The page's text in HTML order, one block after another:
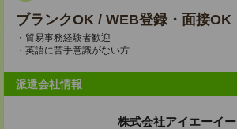
ブランクOK / WEB登録・面接OK
・貿易事務経験者歓迎
・英語に苦手意識がない方
派遣会社情報
株式会社アイエーイー